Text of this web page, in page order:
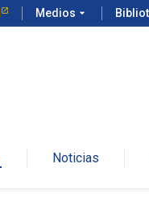
Medios arrow_drop_down
Noticias